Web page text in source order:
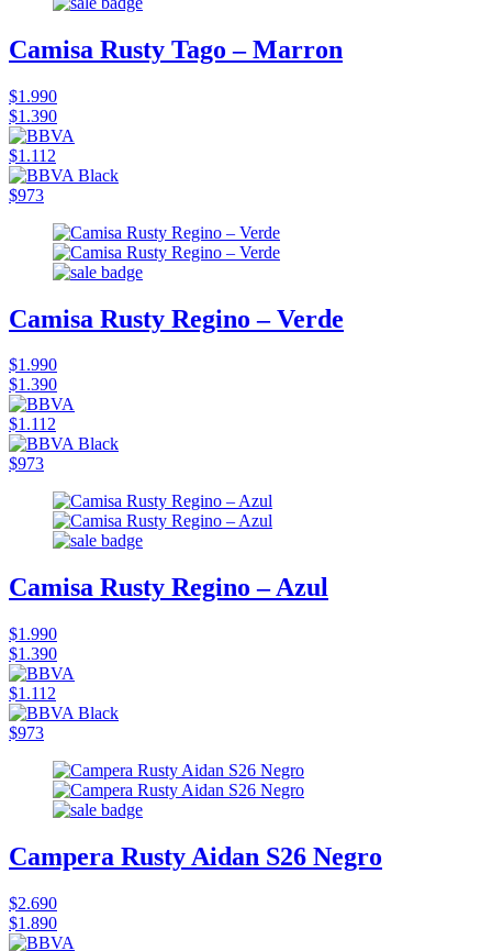
Camisa Rusty Tago – Marron
$1.990
$1.390
$1.112
$973
Camisa Rusty Regino – Verde
$1.990
$1.390
$1.112
$973
Camisa Rusty Regino – Azul
$1.990
$1.390
$1.112
$973
Campera Rusty Aidan S26 Negro
$2.690
$1.890